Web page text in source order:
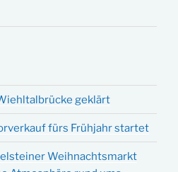
geklärt
fürs Frühjahr startet
Weihnachtsmarkt